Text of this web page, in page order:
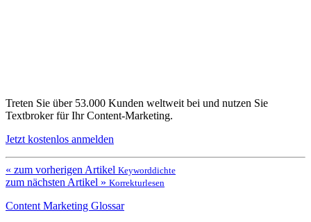
Treten Sie über 53.000 Kunden weltweit bei und nutzen Sie
Textbroker für Ihr Content-Marketing.
Jetzt kostenlos anmelden
« zum vorherigen Artikel Keyworddichte
zum nächsten Artikel » Korrekturlesen
Content Marketing Glossar